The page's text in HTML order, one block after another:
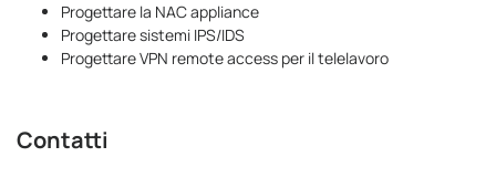
Progettare la NAC appliance
Progettare sistemi IPS/IDS
Progettare VPN remote access per il telelavoro
Contatti